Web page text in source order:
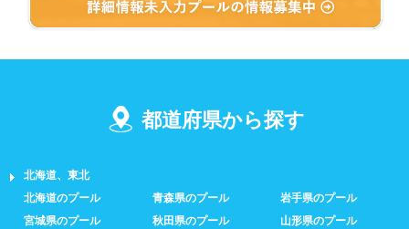
都道府県から探す
北海道、東北
北海道のプール
青森県のプール
岩手県のプール
宮城県のプール
秋田県のプール
山形県のプール